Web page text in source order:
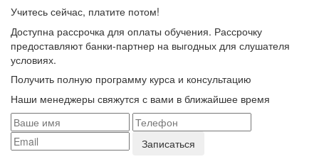
Учитесь сейчас, платите потом!
Доступна рассрочка для оплаты обучения. Рассрочку
предоставляют банки-партнер на выгодных для слушателя
условиях.
Получить полную программу курса и консультацию
Наши менеджеры свяжутся с вами в ближайшее время